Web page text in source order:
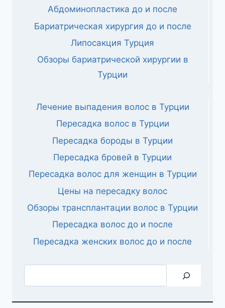
Абдоминопластика до и после
Бариатрическая хирургия до и после
Липосакция Турция
Обзоры бариатрической хирургии в
Турции
Лечение выпадения волос в Турции
Пересадка волос в Турции
Пересадка бороды в Турции
Пересадка бровей в Турции
Пересадка волос для женщин в Турции
Цены на пересадку волос
Обзоры трансплантации волос в Турции
Пересадка волос до и после
Пересадка женских волос до и после